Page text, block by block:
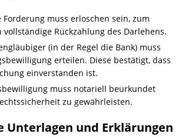
Forderung muss erloschen sein, zum
vollständige Rückzahlung des Darlehens.
(in der Regel die Bank) muss
erteilen. Diese bestätigt, dass
einverstanden ist.
muss notariell beurkundet
zu gewährleisten.
Unterlagen und Erklärungen